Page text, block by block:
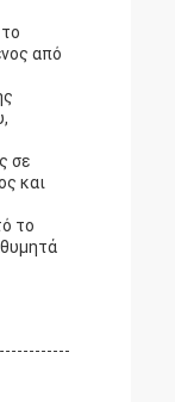
από
σε
και
το